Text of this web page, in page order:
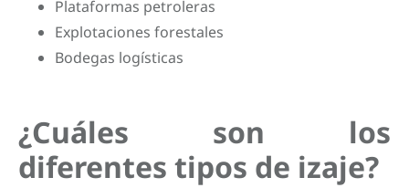
Plataformas petroleras
Explotaciones forestales
Bodegas logísticas
¿Cuáles son los
diferentes tipos de izaje?